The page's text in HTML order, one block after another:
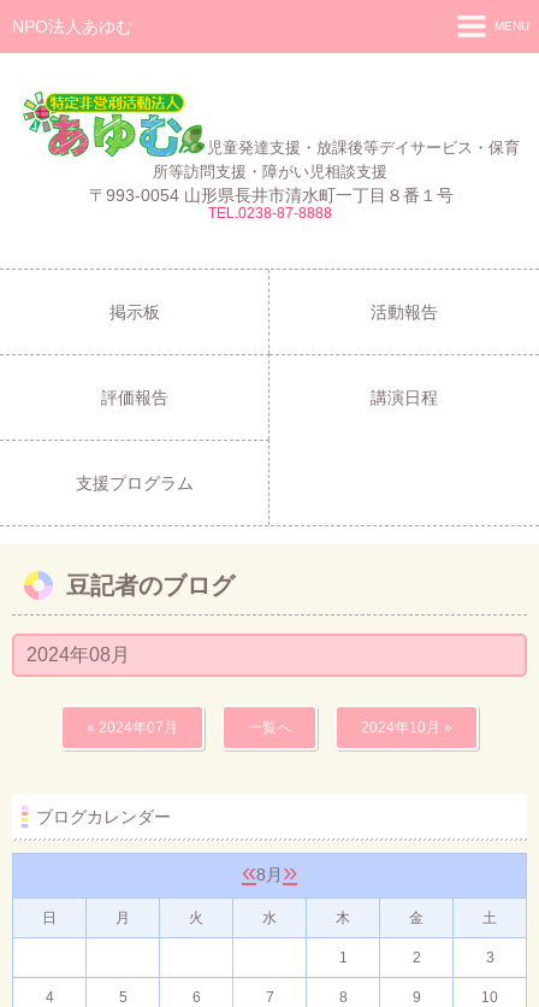
NPO法人あゆむ
児童発達支援・放課後等デイサービス・保育
所等訪問支援・障がい児相談支援
〒993-0054 山形県長井市清水町一丁目８番１号
TEL.0238-87-8888
MENU
施設紹介
あゆむZIBUN LABO
サービス内容
支援プログラム
ご利用について
採用情報
お問い合わせ
掲示板 活動報告
評価報告 講演日程
支援プログラム
豆記者のブログ
2024年08月
« 2024年07月 一覧へ 2024年10月 »
ブログカレンダー
«8月 »
日 月 火 水 木 金 土
1 2 3
4 5 6 7 8 9 10